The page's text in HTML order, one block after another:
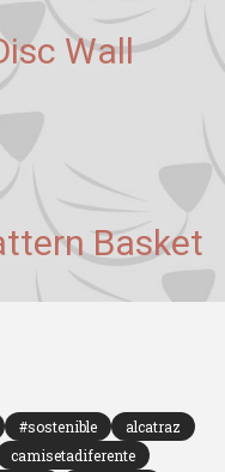
Wall
Basket
#sostenible
alcatraz
camisetadiferente